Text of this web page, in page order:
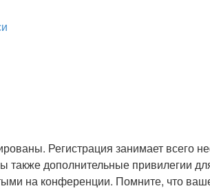
Регистрация занимает всего
дополнительные привилегии
на конференции. Помните, что